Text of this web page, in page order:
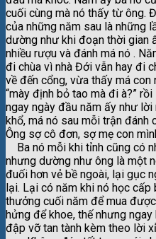
cuối cùng mà nó thấy từ ông.
của những năm sau là những
dường như khi đoạn thời gian
nhiều rượu và đánh má nó .
đi chùa vì nhà Đới vẫn hay đi
về đến cổng, vừa thấy má
“mày định bỏ tao mà đi à?”
ngay ngày đầu năm ấy như
khổ, má nó sau mỗi trận đánh
Ông sợ cô đơn, sợ mẹ con
Ba nó mỗi khi tỉnh cũng có
nhưng dường như ông là một
đuối hơn vẻ bề ngoài, lại gục
lại. Lại có năm khi nó học cấp
thưởng cuối năm để mua
hửng để khoe, thế nhưng
đập vỡ tan tành kèm theo lời